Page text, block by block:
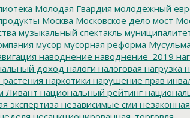
Молодая Гвардия молодежный
Москва Московское дело мост
музыкальный спектакль
мусор мусорная реформа
наводнение наводнение_2019
доход налоги налоговая нагрузка
наркотики нарушение прав
Ливант национальный рейтинг
экспертиза независимые сми